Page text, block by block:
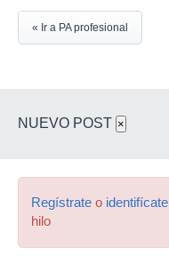
« Ir a PA profesional
NUEVO POST ×
Regístrate o identifícate
hilo